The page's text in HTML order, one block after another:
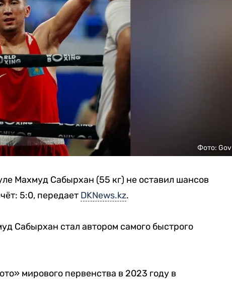
Фото: Gov
Махмуд Сабырхан (55 кг) не оставил шансов
5:0, передает DKNews.kz.
Сабырхан стал автором самого быстрого
мирового первенства в 2023 году в